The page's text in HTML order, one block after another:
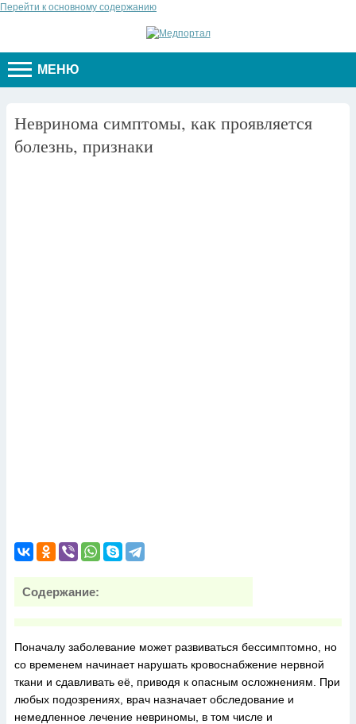
Перейти к основному содержанию
МЕНЮ
Невринома симптомы, как проявляется
болезнь, признаки
Содержание:
Поначалу заболевание может развиваться бессимптомно, но
со временем начинает нарушать кровоснабжение нервной
ткани и сдавливать её, приводя к опасным осложнениям. При
любых подозрениях, врач назначает обследование и
немедленное лечение невриномы, в том числе и